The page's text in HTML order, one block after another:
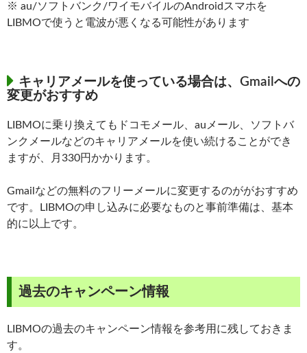
※ au/ソフトバンク/ワイモバイルのAndroidスマホを
LIBMOで使うと電波が悪くなる可能性があります
キャリアメールを使っている場合は、Gmailへの
変更がおすすめ
LIBMOに乗り換えてもドコモメール、auメール、ソフトバ
ンクメールなどのキャリアメールを使い続けることができ
ますが、月330円かかります。
Gmailなどの無料のフリーメールに変更するのががおすすめ
です。LIBMOの申し込みに必要なものと事前準備は、基本
的に以上です。
過去のキャンペーン情報
LIBMOの過去のキャンペーン情報を参考用に残しておきま
す。